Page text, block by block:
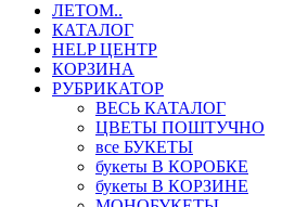
ЛЕТОМ..
КАТАЛОГ
HELP ЦЕНТР
КОРЗИНА
РУБРИКАТОР
ВЕСЬ КАТАЛОГ
ЦВЕТЫ ПОШТУЧНО
все БУКЕТЫ
букеты В КОРОБКЕ
букеты В КОРЗИНЕ